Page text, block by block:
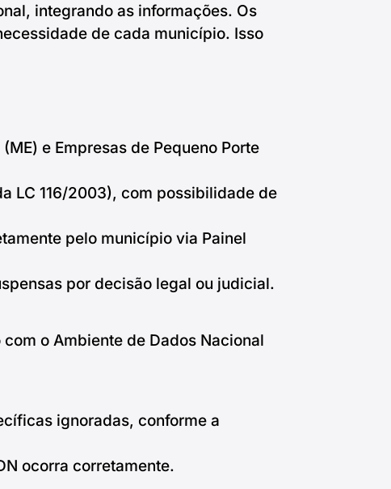
integrando as informações. Os
de cada município. Isso
e Empresas de Pequeno Porte
LC 116/2003), com possibilidade de
pelo município via Painel
por decisão legal ou judicial.
o Ambiente de Dados Nacional
ignoradas, conforme a
ocorra corretamente.